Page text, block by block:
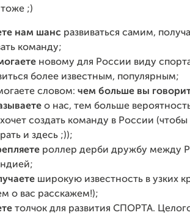
;)
нам шанс развиваться самим,
команду;
новому для России виду
более известным, популярным;
словом: чем больше вы
о нас, тем больше
создать команду в России
и здесь ;));
роллер дерби дружбу между
широкую известность в узких
о вас расскажем!);
толчок для развития СПОРТА.